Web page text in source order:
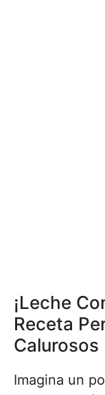
¡Leche
Receta
Calurosos
Imagina un